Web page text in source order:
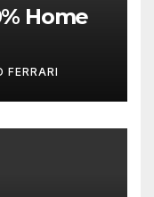
Home
FERRARI